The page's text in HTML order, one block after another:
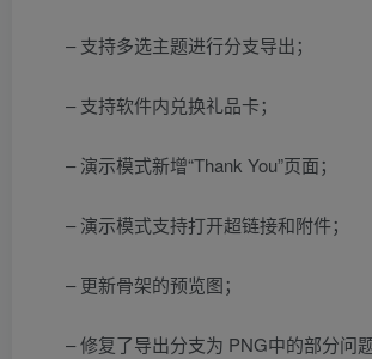
– 支持多选主题进行分支导出；
– 支持软件内兑换礼品卡；
– 演示模式新增“Thank You”页面；
– 演示模式支持打开超链接和附件；
– 更新骨架的预览图；
– 修复了导出分支为 PNG中的部分问题